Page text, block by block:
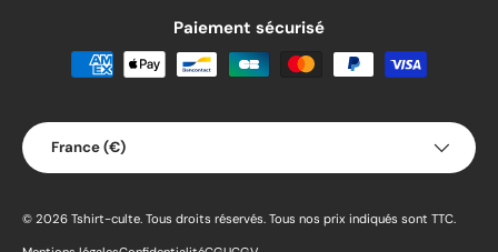
Paiement sécurisé
Pays
France (€)
© 2026 Tshirt-culte. Tous droits réservés. Tous nos prix indiqués sont TTC.